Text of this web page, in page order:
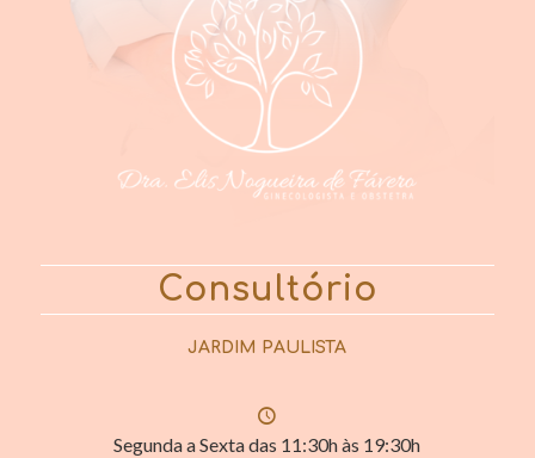
Consultório
JARDIM PAULISTA
Segunda a Sexta das 11:30h às 19:30h